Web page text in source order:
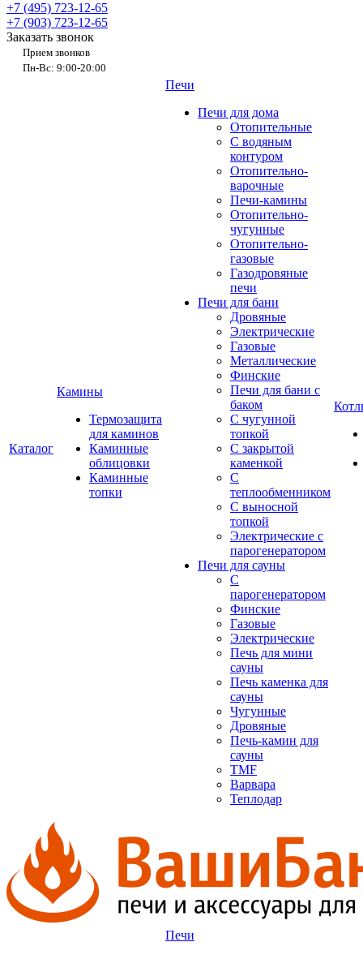
+7 (495) 723-12-65
+7 (903) 723-12-65
Заказать звонок
Прием звонков
Пн-Вс: 9:00-20:00
Каталог
Камины
Термозащита
для каминов
Каминные
облицовки
Каминные
топки
Печи
Печи для дома
Отопительные
C водяным
контуром
Отопительно-
варочные
Печи-камины
Отопительно-
чугунные
Отопительно-
газовые
Газодровяные
печи
Печи для бани
Дровяные
Электрические
Газовые
Металлические
Финские
Печи для бани с
баком
С чугунной
топкой
С закрытой
каменкой
С
теплообменником
С выносной
топкой
Электрические с
парогенератором
Печи для сауны
С
парогенератором
Финские
Газовые
Электрические
Печь для мини
сауны
Печь каменка для
сауны
Чугунные
Дровяные
Печь-камин для
сауны
TMF
Варвара
Теплодар
Печи